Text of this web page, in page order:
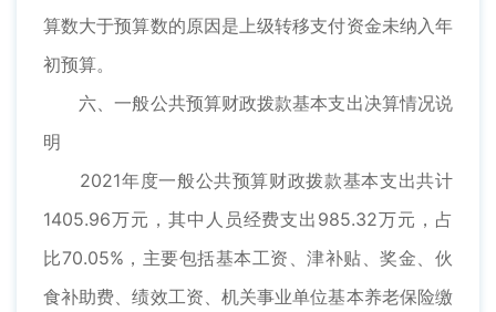
算数大于预算数的原因是上级转移支付资金未纳入年
初预算。
六、一般公共预算财政拨款基本支出决算情况说
明
2021年度一般公共预算财政拨款基本支出共计
1405.96万元，其中人员经费支出985.32万元，占
比70.05%，主要包括基本工资、津补贴、奖金、伙
食补助费、绩效工资、机关事业单位基本养老保险缴